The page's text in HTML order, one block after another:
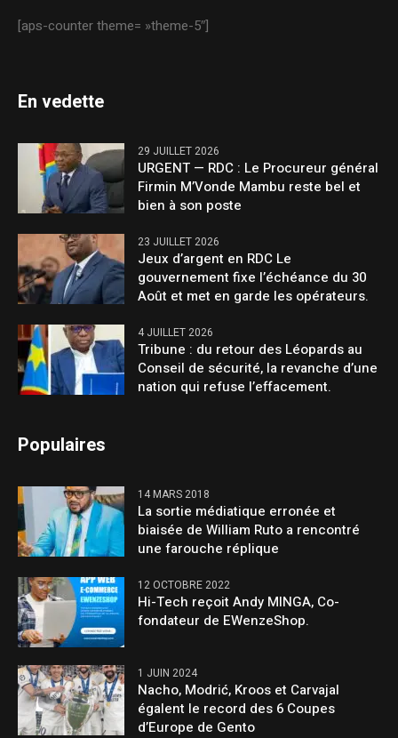
[aps-counter theme= »theme-5″]
En vedette
29 JUILLET 2026
URGENT — RDC : Le Procureur général
Firmin M’Vonde Mambu reste bel et
bien à son poste
23 JUILLET 2026
Jeux d’argent en RDC Le
gouvernement fixe l’échéance du 30
Août et met en garde les opérateurs.
4 JUILLET 2026
Tribune : du retour des Léopards au
Conseil de sécurité, la revanche d’une
nation qui refuse l’effacement.
Populaires
14 MARS 2018
La sortie médiatique erronée et
biaisée de William Ruto a rencontré
une farouche réplique
12 OCTOBRE 2022
Hi-Tech reçoit Andy MINGA, Co-
fondateur de EWenzeShop.
1 JUIN 2024
Nacho, Modrić, Kroos et Carvajal
égalent le record des 6 Coupes
d’Europe de Gento